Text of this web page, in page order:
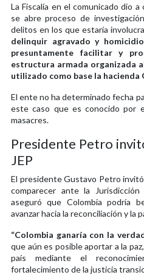
La Fiscalía en el comunicado dio
se abre proceso de
delitos en los que estaría
delinquir agravado y
presuntamente facilitar y
estructura armada organizada
utilizado como base la hacienda
El ente no ha determinado fecha
este caso que es conocido por
masacres.
Presidente Petro
JEP
El presidente Gustavo Petro
comparecer ante la
aseguró que Colombia podría
avanzar hacia la reconciliación y la
“Colombia ganaría con la
que aún es posible aportar a la
país mediante el
fortalecimiento de la justicia